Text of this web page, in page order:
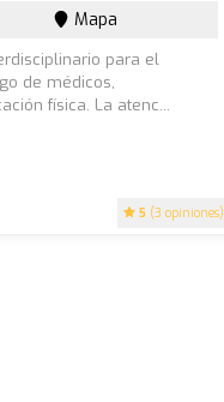
5 (3 opiniones)
Mapa
para el
de médicos,
física. La atenc...